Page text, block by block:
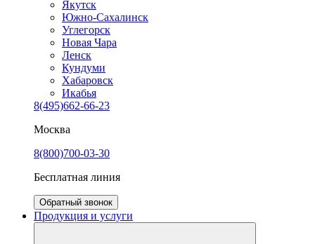
Якутск
Южно-Сахалинск
Углегорск
Новая Чара
Ленск
Кундуми
Хабаровск
Икабья
8(495)662-66-23
Москва
8(800)700-03-30
Бесплатная линия
Обратный звонок
Продукция и услуги